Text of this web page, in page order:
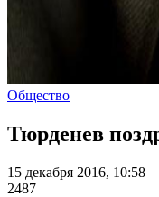
Общество
Тюрденев
15 декабря 2016, 10:58
2487